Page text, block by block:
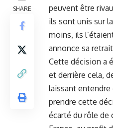
SHARE
peuvent être
ils sont unis sur
moins, ils
annonce sa
Cette décision a
et derrière cela,
laissant entendre
prendre cette
écarté du rôle de